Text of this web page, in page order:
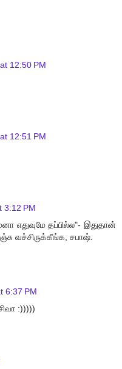
12:50 PM
12:51 PM
3:12 PM
எதுவுமே தப்பில்ல"- இதுதான்
வச்சிருக்கீங்க, சபாஷ்.
6:37 PM
:)))))